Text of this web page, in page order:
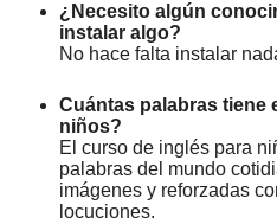
¿Necesito algún
instalar algo?
No hace falta instalar
Cuántas palabras tiene
niños?
El curso de inglés para
palabras del mundo
imágenes y reforzadas
locuciones.